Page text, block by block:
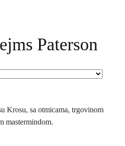
Paterson
Krosu, sa otmicama, trgovinom
mastermindom.